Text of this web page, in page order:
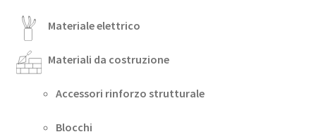
Materiale elettrico
Materiali da costruzione
Accessori rinforzo strutturale
Blocchi